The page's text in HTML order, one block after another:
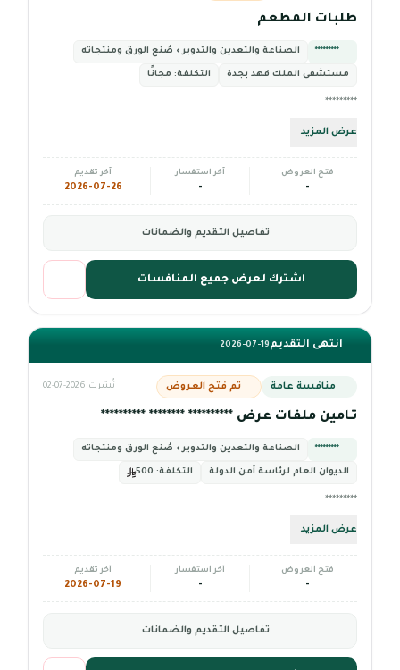
طلبات المطعم
********* الصناعة والتعدين والتدوير › صُنع الورق ومنتجاته
مستشفى الملك فهد بجدة التكلفة: مجانًا
*********
عرض المزيد
فتح العروض
-
آخر استفسار
-
آخر تقديم
2026-07-26
تفاصيل التقديم والضمانات
اشترك لعرض جميع المنافسات
انتهى التقديم2026-07-19
منافسة عامة تم فتح العروض نُشرت 2026-07-02
تـامين ملفات عرض ********** ******** **********
********* الصناعة والتعدين والتدوير › صُنع الورق ومنتجاته
الديوان العام لرئاسة أمن الدولة التكلفة:
*********
عرض المزيد
فتح العروض
-
آخر استفسار
-
آخر تقديم
2026-07-19
تفاصيل التقديم والضمانات